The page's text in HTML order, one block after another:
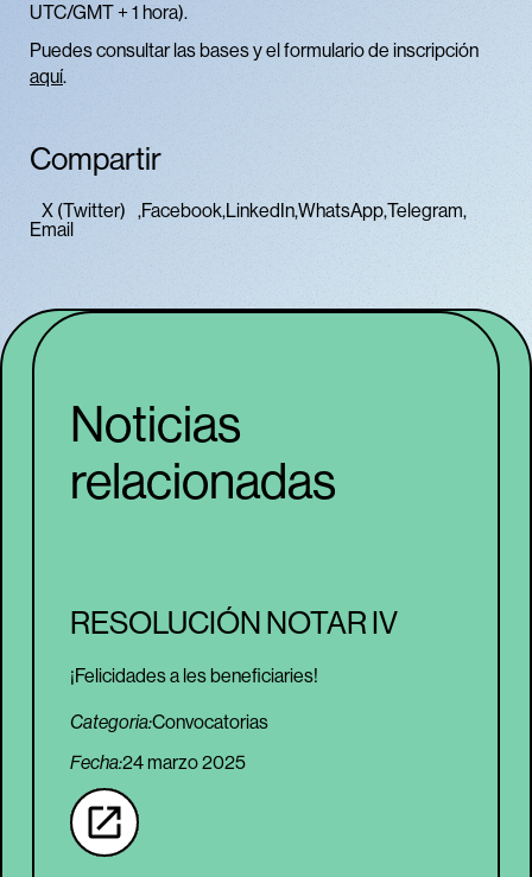
UTC/GMT + 1 hora).
Puedes consultar las bases y el formulario de inscripción
aquí.
Compartir
X (Twitter) Facebook LinkedInWhatsAppTelegram
Email
Noticias
relacionadas
RESOLUCIÓN NOTAR IV
¡Felicidades a les beneficiaries!
Categoria:Convocatorias
Fecha:24 marzo 2025